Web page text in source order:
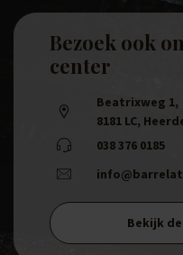
Bezoek ook
center
Beatrixweg 1,
8181 LC,
038 376 0185
Bekijk